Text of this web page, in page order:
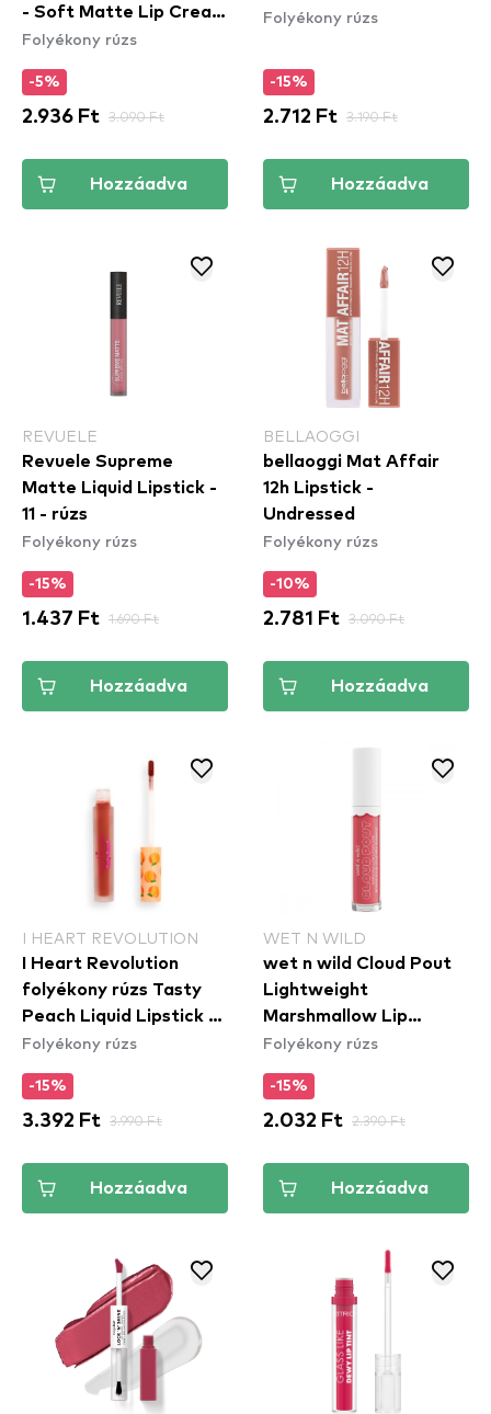
- Soft Matte Lip Cream
– Athens (SMLC15)
Folyékony rúzs
-5%
2.936 Ft 3.090 Ft
Hozzáadva
Hibiscus
Folyékony rúzs
-15%
2.712 Ft 3.190 Ft
Hozzáadva
REVUELE
Revuele Supreme
Matte Liquid Lipstick -
11 - rúzs
Folyékony rúzs
-15%
1.437 Ft 1.690 Ft
Hozzáadva
BELLAOGGI
bellaoggi Mat Affair
12h Lipstick -
Undressed
Folyékony rúzs
-10%
2.781 Ft 3.090 Ft
Hozzáadva
I HEART REVOLUTION
I Heart Revolution
folyékony rúzs Tasty
Peach Liquid Lipstick -
Delight
Folyékony rúzs
-15%
3.392 Ft 3.990 Ft
Hozzáadva
WET N WILD
wet n wild Cloud Pout
Lightweight
Marshmallow Lip
Mousse - Marshmallow
Folyékony rúzs
-15%
2.032 Ft 2.390 Ft
Hozzáadva